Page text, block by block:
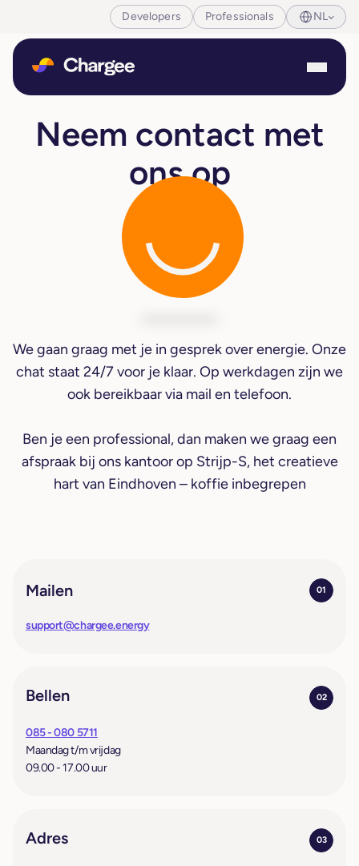
Developers Professionals NL
Neem contact met
ons op
We gaan graag met je in gesprek over energie. Onze
chat staat 24/7 voor je klaar. Op werkdagen zijn we
ook bereikbaar via mail en telefoon.
Ben je een professional, dan maken we graag een
afspraak bij ons kantoor op Strijp-S, het creatieve
hart van Eindhoven – koffie inbegrepen
Mailen 01
support@chargee.energy
Bellen 02
085 - 080 5711
Maandag t/m vrijdag
09.00 - 17.00 uur
Adres 03